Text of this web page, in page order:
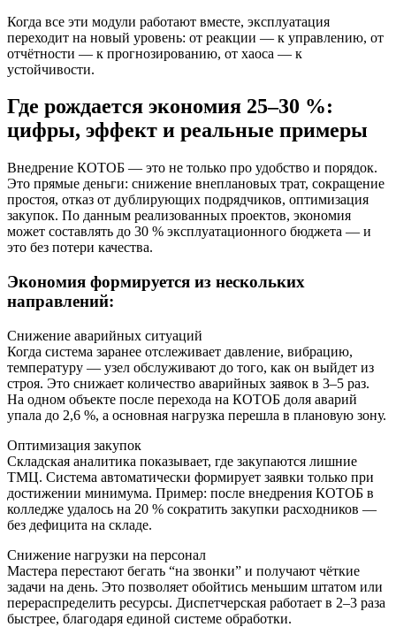
Когда все эти модули работают вместе, эксплуатация
переходит на новый уровень: от реакции — к управлению, от
отчётности — к прогнозированию, от хаоса — к
устойчивости.
Где рождается экономия 25–30 %:
цифры, эффект и реальные примеры
Внедрение КОТОБ — это не только про удобство и порядок.
Это прямые деньги: снижение внеплановых трат, сокращение
простоя, отказ от дублирующих подрядчиков, оптимизация
закупок. По данным реализованных проектов, экономия
может составлять до 30 % эксплуатационного бюджета — и
это без потери качества.
Экономия формируется из нескольких
направлений:
Снижение аварийных ситуаций
Когда система заранее отслеживает давление, вибрацию,
температуру — узел обслуживают до того, как он выйдет из
строя. Это снижает количество аварийных заявок в 3–5 раз.
На одном объекте после перехода на КОТОБ доля аварий
упала до 2,6 %, а основная нагрузка перешла в плановую зону.
Оптимизация закупок
Складская аналитика показывает, где закупаются лишние
ТМЦ. Система автоматически формирует заявки только при
достижении минимума. Пример: после внедрения КОТОБ в
колледже удалось на 20 % сократить закупки расходников —
без дефицита на складе.
Снижение нагрузки на персонал
Мастера перестают бегать “на звонки” и получают чёткие
задачи на день. Это позволяет обойтись меньшим штатом или
перераспределить ресурсы. Диспетчерская работает в 2–3 раза
быстрее, благодаря единой системе обработки.